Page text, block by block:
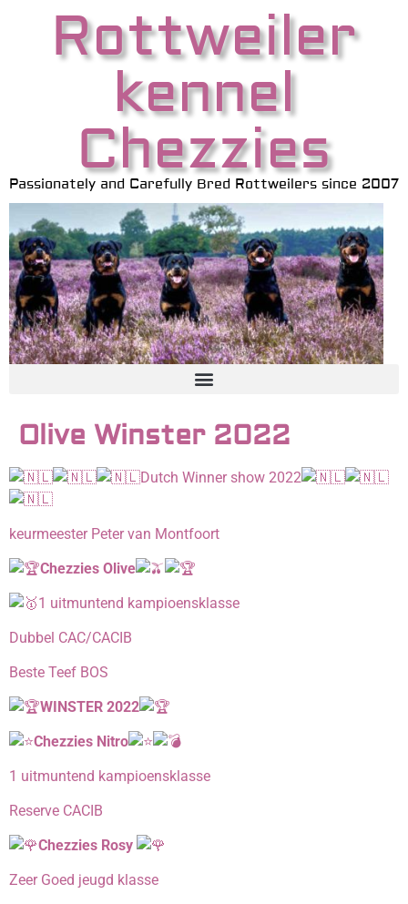
Rottweiler
kennel
Chezzies
Passionately and Carefully Bred Rottweilers since 2007
Olive Winster 2022
Dutch Winner show 2022
keurmeester Peter van Montfoort
Chezzies Olive
1 uitmuntend kampioensklasse
Dubbel CAC/CACIB
Beste Teef BOS
WINSTER 2022
Chezzies Nitro
1 uitmuntend kampioensklasse
Reserve CACIB
Chezzies Rosy
Zeer Goed jeugd klasse